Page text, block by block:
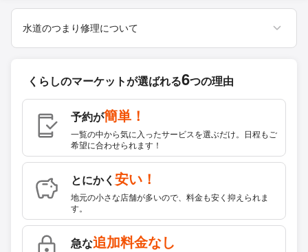
水道のつまり修理について
くらしのマーケットが選ばれる6つの理由
予約が簡単！
一覧の中から気に入ったサービスを選ぶだけ。日程もご
希望に合わせられます！
とにかく 安い！
地元の小さな店舗が多いので、料金も安く抑えられま
す。
急な追加料金なし